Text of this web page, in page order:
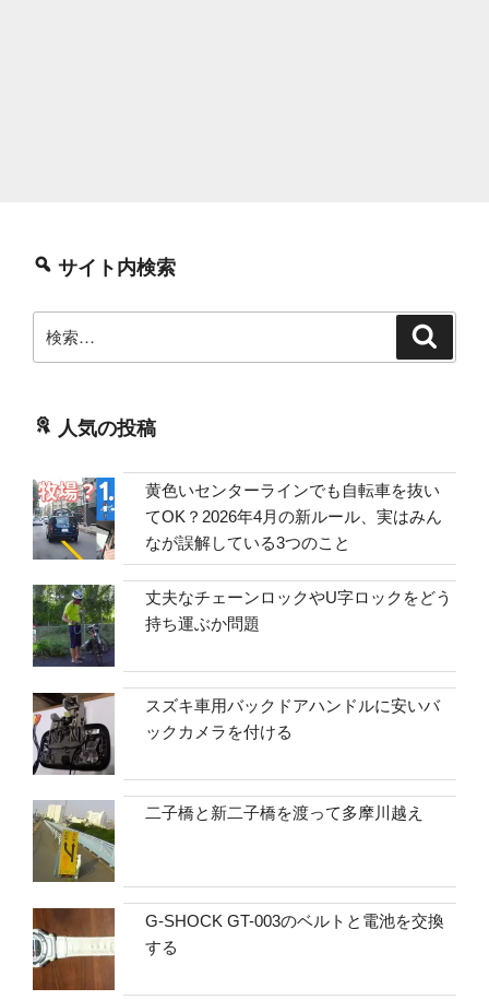
サイト内検索
索:
人気の投稿
黄色いセンターラインでも自転車を抜い
てOK？2026年4月の新ルール、実はみん
なが誤解している3つのこと
丈夫なチェーンロックやU字ロックをどう
持ち運ぶか問題
スズキ車用バックドアハンドルに安いバ
ックカメラを付ける
二子橋と新二子橋を渡って多摩川越え
G-SHOCK GT-003のベルトと電池を交換
する